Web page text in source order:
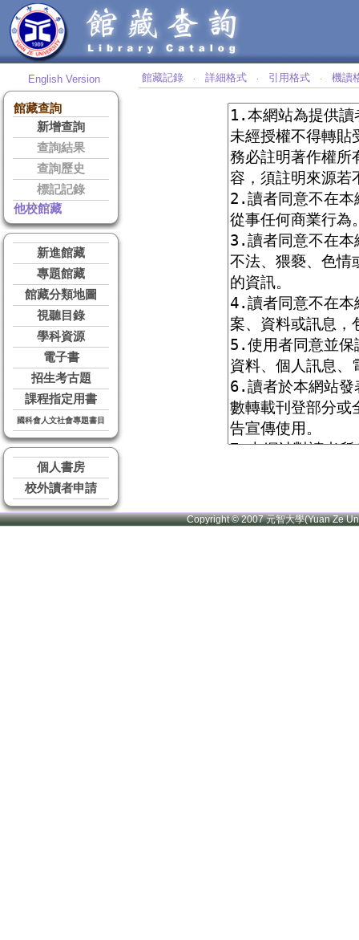
English Version
館藏查詢
新增查詢
查詢結果
查詢歷史
標記記錄
他校館藏
新進館藏
專題館藏
館藏分類地圖
視聽目錄
學科資源
電子書
招生考古題
課程指定用書
國科會人文社會專題書目
個人書房
校外讀者申請
館藏記錄 ‧ 詳細格式 ‧ 引用格式 ‧ 機讀
Copyright © 2007 元智大學(Yuan Ze